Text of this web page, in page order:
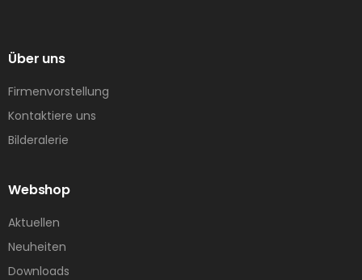
Über uns
Firmenvorstellung
Kontaktiere uns
Bilderalerie
Webshop
Aktuellen
Neuheiten
Downloads